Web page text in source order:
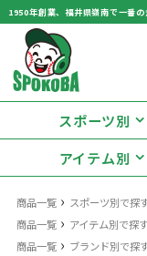
1950年創業、福井県嶺南で一番
スポーツ別
アイテム別
商品一覧 › スポーツ別で探
商品一覧 › アイテム別で探
商品一覧 › ブランド別で探